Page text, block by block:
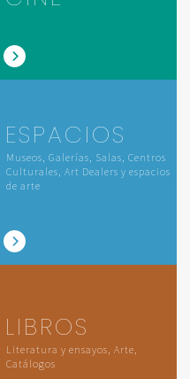
ESPACIOS
Museos, Galerías, Salas, Centros
Culturales, Art Dealers y espacios
de arte
LIBROS
Literatura y ensayos, Arte,
Catálogos